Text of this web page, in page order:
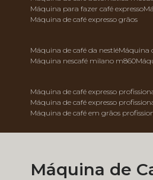
máquina para fazer café expresso
máquina de café expresso grãos
máquina de café da nestlé
máquina nescafé milano m860
máquina de café expresso
máquina de café expresso
máquina de café em grãos
Máquina de